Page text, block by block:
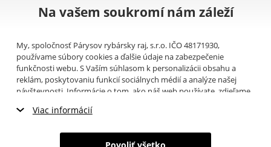
Na vašem soukromí nám záleží
My, spoločnosť Párysov rybársky raj, s.r.o. IČO 48171930,
používame súbory cookies a ďalšie údaje na zabezpečenie
funkčnosti webu. S Vaším súhlasom k personalizácii obsahu a
reklám, poskytovaniu funkcií sociálnych médií a analýze našej
návštevnosti. Informácie o tom, ako náš web používate, zdieľame
(napríklad Google).Tu
informáciami, ktoré ste im poskytli alebo ktoré získali v dôsledku
Viac informácií
Nevyhnutné cookies